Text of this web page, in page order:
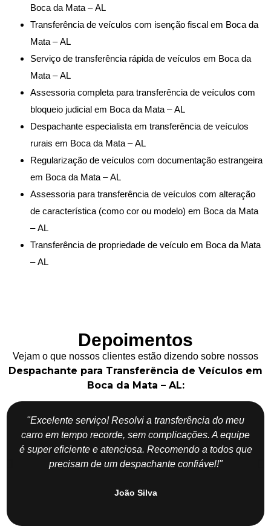
Boca da Mata – AL
Transferência de veículos com isenção fiscal em Boca da
Mata – AL
Serviço de transferência rápida de veículos em Boca da
Mata – AL
Assessoria completa para transferência de veículos com
bloqueio judicial em Boca da Mata – AL
Despachante especialista em transferência de veículos
rurais em Boca da Mata – AL
Regularização de veículos com documentação estrangeira
em Boca da Mata – AL
Assessoria para transferência de veículos com alteração
de característica (como cor ou modelo) em Boca da Mata
– AL
Transferência de propriedade de veículo em Boca da Mata
– AL
Depoimentos
Vejam o que nossos clientes estão dizendo sobre nossos
Despachante para Transferência de Veículos em
Boca da Mata – AL:
"Excelente serviço! Resolvi a transferência do meu
carro em tempo recorde, sem complicações. A equipe
é super eficiente e atenciosa. Recomendo a todos que
precisam de um despachante confiável!"
João Silva